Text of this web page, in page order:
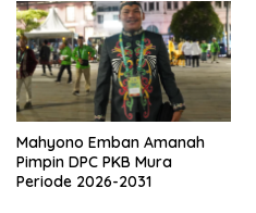
Mahyono Emban Amanah
Pimpin DPC PKB Mura
Periode 2026-2031